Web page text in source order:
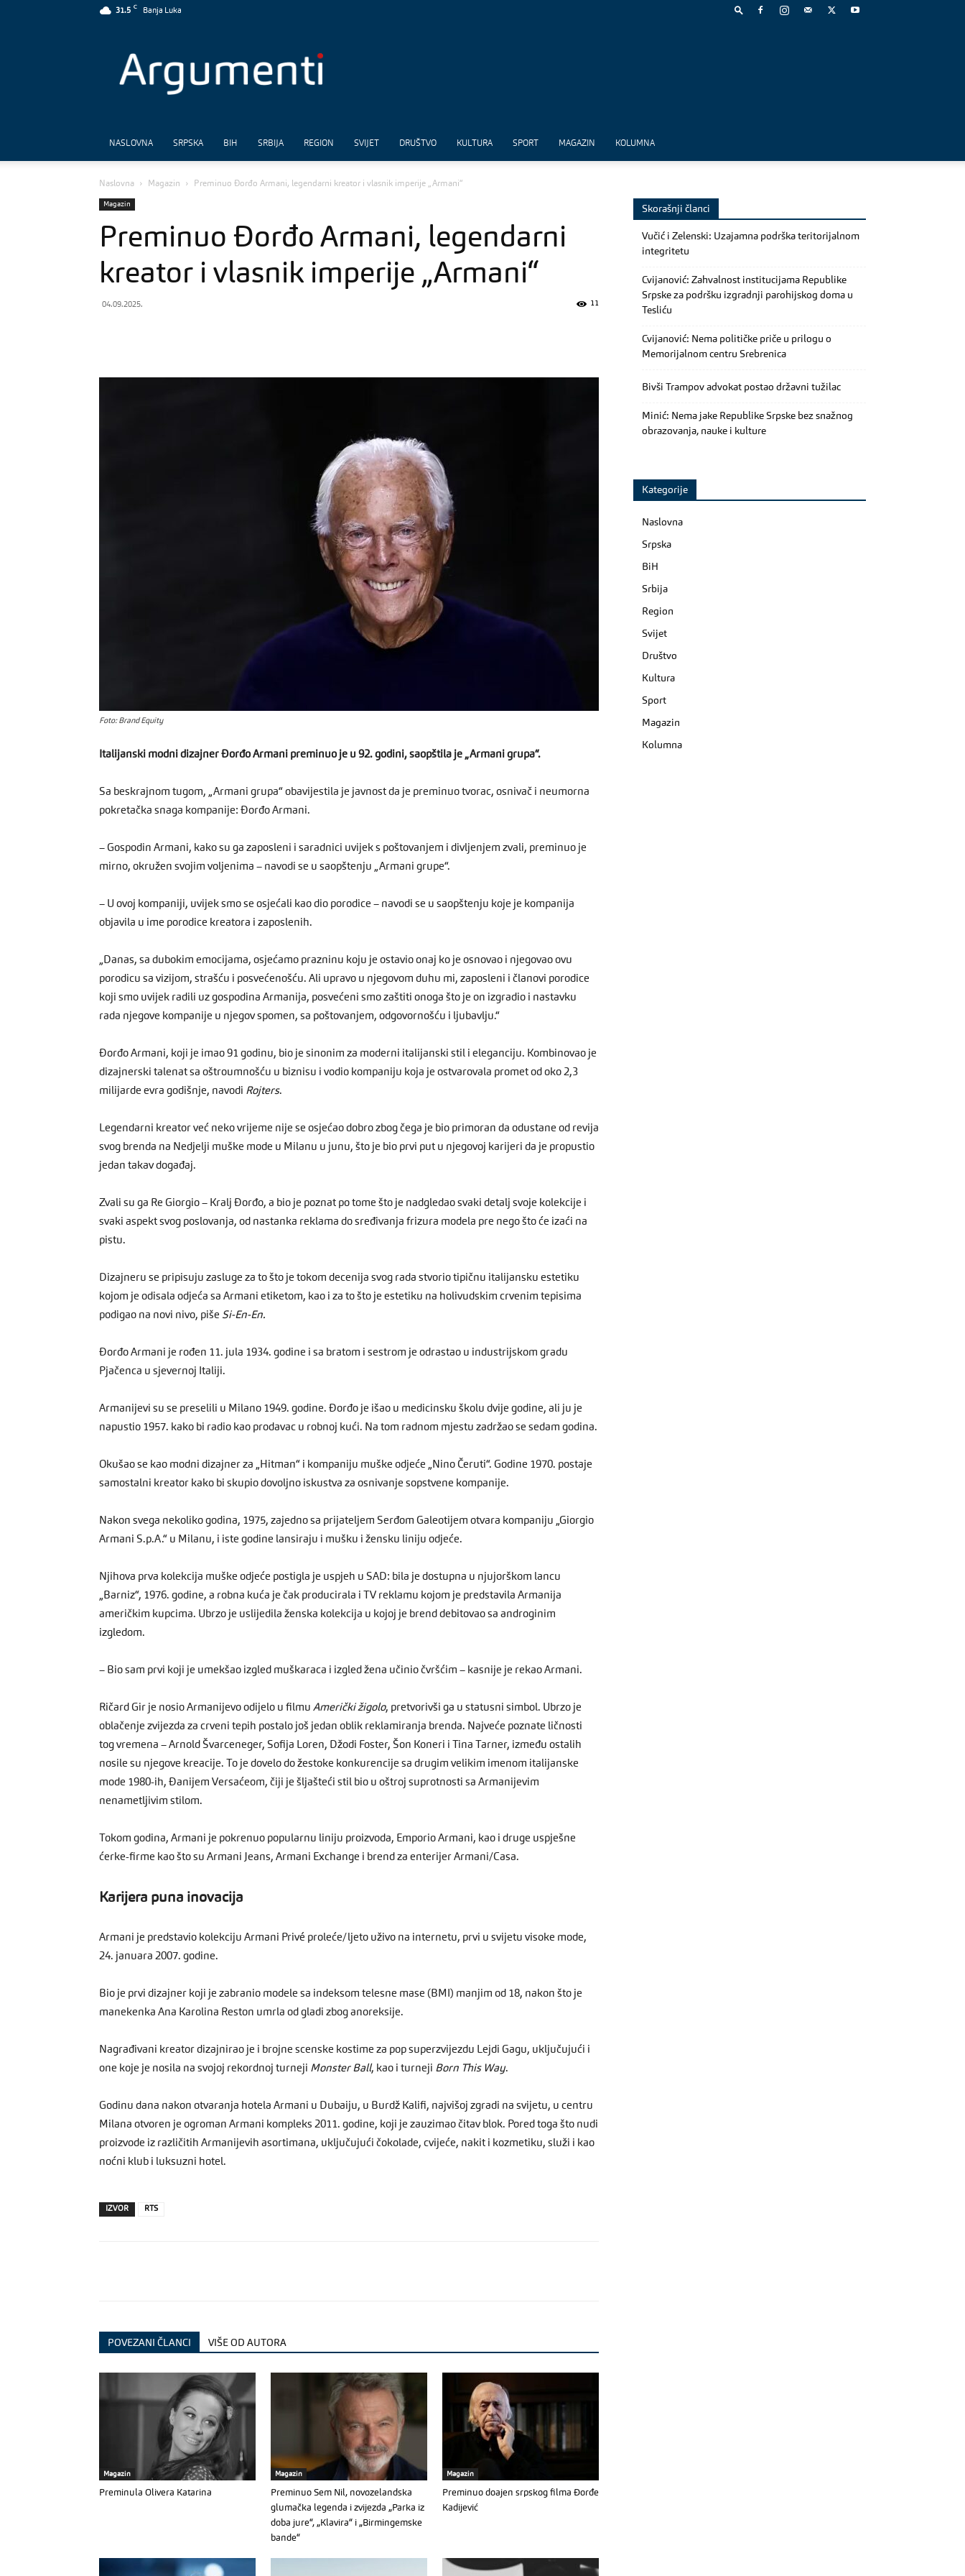
31.5
C
Banja Luka
NASLOVNA SRPSKA BIH SRBIJA REGION SVIJET DRUŠTVO KULTURA SPORT MAGAZIN KOLUMNA
Naslovna Magazin Preminuo Đorđo Armani, legendarni kreator i vlasnik imperije „Armani“
Magazin
Preminuo Đorđo Armani, legendarni
kreator i vlasnik imperije „Armani“
04.09.2025. 11
Foto: Brand Equity
Italijanski modni dizajner Đorđo Armani preminuo je u 92. godini, saopštila je „Armani grupa“.
Sa beskrajnom tugom, „Armani grupa“ obavijestila je javnost da je preminuo tvorac, osnivač i neumorna
pokretačka snaga kompanije: Đorđo Armani.
– Gospodin Armani, kako su ga zaposleni i saradnici uvijek s poštovanjem i divljenjem zvali, preminuo je
mirno, okružen svojim voljenima – navodi se u saopštenju „Armani grupe“.
– U ovoj kompaniji, uvijek smo se osjećali kao dio porodice – navodi se u saopštenju koje je kompanija
objavila u ime porodice kreatora i zaposlenih.
„Danas, sa dubokim emocijama, osjećamo prazninu koju je ostavio onaj ko je osnovao i njegovao ovu
porodicu sa vizijom, strašću i posvećenošću. Ali upravo u njegovom duhu mi, zaposleni i članovi porodice
koji smo uvijek radili uz gospodina Armanija, posvećeni smo zaštiti onoga što je on izgradio i nastavku
rada njegove kompanije u njegov spomen, sa poštovanjem, odgovornošću i ljubavlju.“
Đorđo Armani, koji je imao 91 godinu, bio je sinonim za moderni italijanski stil i eleganciju. Kombinovao je
dizajnerski talenat sa oštroumnošću u biznisu i vodio kompaniju koja je ostvarovala promet od oko 2,3
milijarde evra godišnje, navodi Rojters.
Legendarni kreator već neko vrijeme nije se osjećao dobro zbog čega je bio primoran da odustane od revija
svog brenda na Nedjelji muške mode u Milanu u junu, što je bio prvi put u njegovoj karijeri da je propustio
jedan takav događaj.
Zvali su ga Re Giorgio – Kralj Đorđo, a bio je poznat po tome što je nadgledao svaki detalj svoje kolekcije i
svaki aspekt svog poslovanja, od nastanka reklama do sređivanja frizura modela pre nego što će izaći na
pistu.
Dizajneru se pripisuju zasluge za to što je tokom decenija svog rada stvorio tipičnu italijansku estetiku
kojom je odisala odjeća sa Armani etiketom, kao i za to što je estetiku na holivudskim crvenim tepisima
podigao na novi nivo, piše Si-En-En.
Đorđo Armani je rođen 11. jula 1934. godine i sa bratom i sestrom je odrastao u industrijskom gradu
Pjačenca u sjevernoj Italiji.
Armanijevi su se preselili u Milano 1949. godine. Đorđo je išao u medicinsku školu dvije godine, ali ju je
napustio 1957. kako bi radio kao prodavac u robnoj kući. Na tom radnom mjestu zadržao se sedam godina.
Okušao se kao modni dizajner za „Hitman“ i kompaniju muške odjeće „Nino Čeruti“. Godine 1970. postaje
samostalni kreator kako bi skupio dovoljno iskustva za osnivanje sopstvene kompanije.
Nakon svega nekoliko godina, 1975, zajedno sa prijateljem Serđom Galeotijem otvara kompaniju „Giorgio
Armani S.p.A.“ u Milanu, i iste godine lansiraju i mušku i žensku liniju odjeće.
Njihova prva kolekcija muške odjeće postigla je uspjeh u SAD: bila je dostupna u njujorškom lancu
„Barniz“, 1976. godine, a robna kuća je čak producirala i TV reklamu kojom je predstavila Armanija
američkim kupcima. Ubrzo je uslijedila ženska kolekcija u kojoj je brend debitovao sa androginim
izgledom.
– Bio sam prvi koji je umekšao izgled muškaraca i izgled žena učinio čvršćim – kasnije je rekao Armani.
Ričard Gir je nosio Armanijevo odijelo u filmu Američki žigolo, pretvorivši ga u statusni simbol. Ubrzo je
oblačenje zvijezda za crveni tepih postalo još jedan oblik reklamiranja brenda. Najveće poznate ličnosti
tog vremena – Arnold Švarceneger, Sofija Loren, Džodi Foster, Šon Koneri i Tina Tarner, između ostalih
nosile su njegove kreacije. To je dovelo do žestoke konkurencije sa drugim velikim imenom italijanske
mode 1980-ih, Đanijem Versaćeom, čiji je šljašteći stil bio u oštroj suprotnosti sa Armanijevim
nenametljivim stilom.
Tokom godina, Armani je pokrenuo popularnu liniju proizvoda, Emporio Armani, kao i druge uspješne
ćerke-firme kao što su Armani Jeans, Armani Exchange i brend za enterijer Armani/Casa.
Karijera puna inovacija
Armani je predstavio kolekciju Armani Privé proleće/ljeto uživo na internetu, prvi u svijetu visoke mode,
24. januara 2007. godine.
Bio je prvi dizajner koji je zabranio modele sa indeksom telesne mase (BMI) manjim od 18, nakon što je
manekenka Ana Karolina Reston umrla od gladi zbog anoreksije.
Nagrađivani kreator dizajnirao je i brojne scenske kostime za pop superzvijezdu Lejdi Gagu, uključujući i
one koje je nosila na svojoj rekordnoj turneji Monster Ball, kao i turneji Born This Way.
Godinu dana nakon otvaranja hotela Armani u Dubaiju, u Burdž Kalifi, najvišoj zgradi na svijetu, u centru
Milana otvoren je ogroman Armani kompleks 2011. godine, koji je zauzimao čitav blok. Pored toga što nudi
proizvode iz različitih Armanijevih asortimana, uključujući čokolade, cvijeće, nakit i kozmetiku, služi i kao
noćni klub i luksuzni hotel.
IZVOR RTS
POVEZANI ČLANCI VIŠE OD AUTORA
Magazin
Preminula Olivera Katarina
Magazin
Preminuo Sem Nil, novozelandska
glumačka legenda i zvijezda „Parka iz
doba jure“, „Klavira“ i „Birmingemske
bande“
Magazin
Preminuo doajen srpskog filma Đorđe
Kadijević
Skorašnji članci
Vučić i Zelenski: Uzajamna podrška teritorijalnom
integritetu
Cvijanović: Zahvalnost institucijama Republike
Srpske za podršku izgradnji parohijskog doma u
Tesliću
Cvijanović: Nema političke priče u prilogu o
Memorijalnom centru Srebrenica
Bivši Trampov advokat postao državni tužilac
Minić: Nema jake Republike Srpske bez snažnog
obrazovanja, nauke i kulture
Kategorije
Naslovna
Srpska
BiH
Srbija
Region
Svijet
Društvo
Kultura
Sport
Magazin
Kolumna